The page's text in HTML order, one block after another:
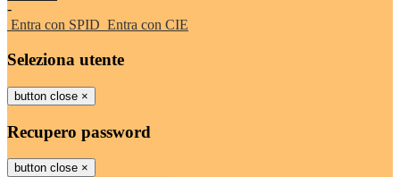
-
Entra con SPID Entra con CIE
Seleziona utente
button close ×
Recupero password
button close ×